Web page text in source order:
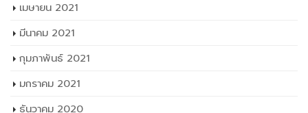
มกราคม 2021
ธันวาคม 2020
พฤศจิกายน 2020
ตุลาคม 2020
กันยายน 2020